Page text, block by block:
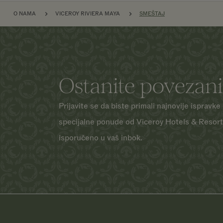
PREZLE
O NAMA VICEROY RIVIERA MAYA SMEŠTAJ
Ostanite povezani
Prijavite se da biste primali najnovije ispravke
specijalne ponude od Viceroy Hotels &
isporučeno u vaš inbok.